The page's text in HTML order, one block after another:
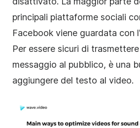
principali piattaforme sociali
Facebook viene guardata con
Per essere sicuri di
messaggio al pubblico, è una
aggiungere del testo al video.